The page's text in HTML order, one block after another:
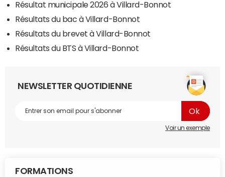
Résultat municipale 2026 à Villard-Bonnot
Résultats du bac à Villard-Bonnot
Résultats du brevet à Villard-Bonnot
Résultats du BTS à Villard-Bonnot
NEWSLETTER QUOTIDIENNE
Voir un exemple
FORMATIONS